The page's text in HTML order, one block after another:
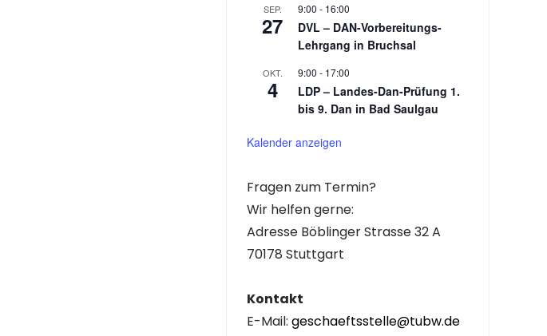
SEP.
27
9:00 - 16:00
DVL – DAN-Vorbereitungs-
Lehrgang in Bruchsal
OKT.
4
9:00 - 17:00
LDP – Landes-Dan-Prüfung 1.
bis 9. Dan in Bad Saulgau
Kalender anzeigen
Fragen zum Termin?
Wir helfen gerne:
Adresse Böblinger Strasse 32 A
70178 Stuttgart
Kontakt
E-Mail: geschaeftsstelle@tubw.de